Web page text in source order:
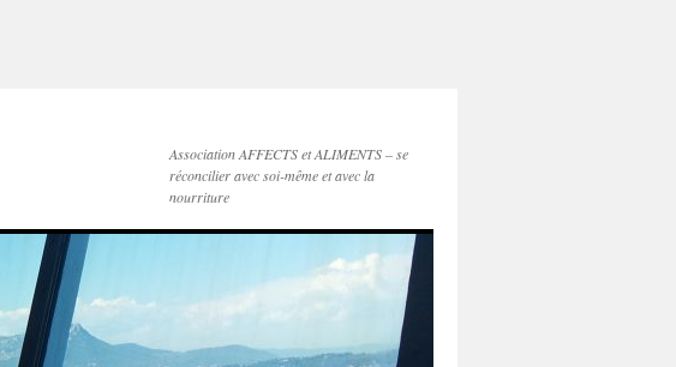
Association AFFECTS et ALIMENTS – se
réconcilier avec soi-même et avec la
nourriture